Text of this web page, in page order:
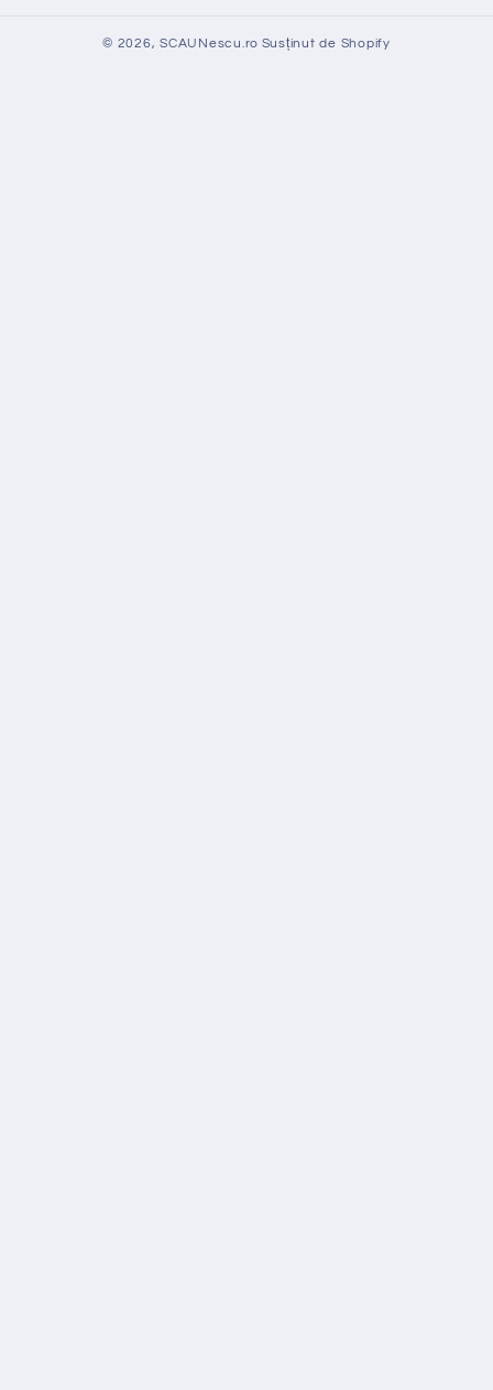
© 2026,SCAUNescu.ro Susținut de Shopify